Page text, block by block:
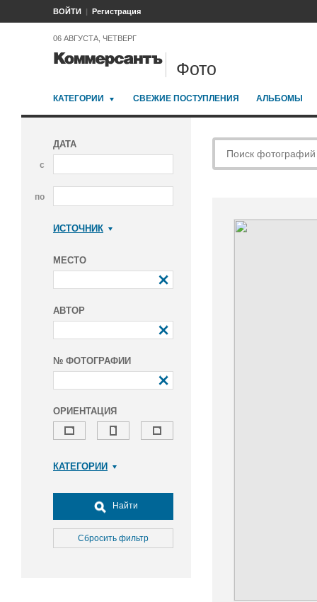
ВОЙТИ Регистрация
06 АВГУСТА, ЧЕТВЕРГ
Фото
КАТЕГОРИИ СВЕЖИЕ ПОСТУПЛЕНИЯ АЛЬБОМЫ
ДАТА
с
по
ИСТОЧНИК
МЕСТО
АВТОР
№ ФОТОГРАФИИ
ОРИЕНТАЦИЯ
КАТЕГОРИИ
Досуг, туризм и отдых
Культура
Медицина
Найти
Сбросить фильтр